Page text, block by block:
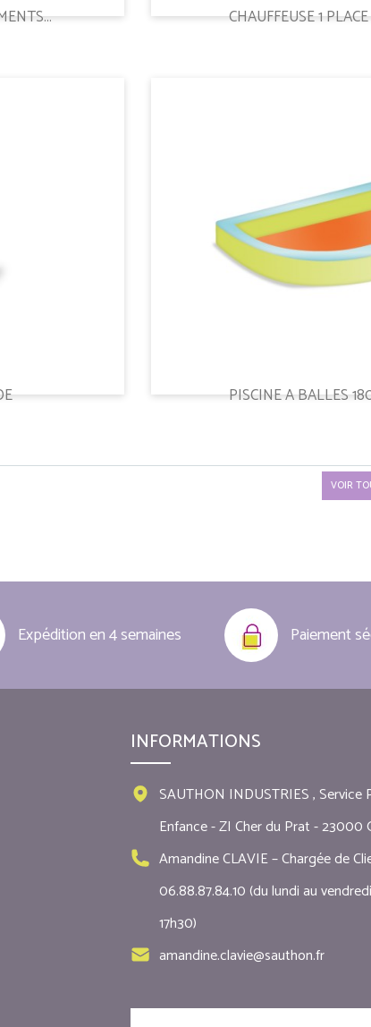
CHAUFFEUSE 1
PISCINE A BALLES
VOIR
Expédition en 4 semaines Paiement
INFORMATIONS
SAUTHON INDUSTRIES , Service
Enfance - ZI Cher du Prat - 23000
Amandine CLAVIE – Chargée de
06.88.87.84.10 (du lundi au
17h30)
amandine.clavie@sauthon.fr